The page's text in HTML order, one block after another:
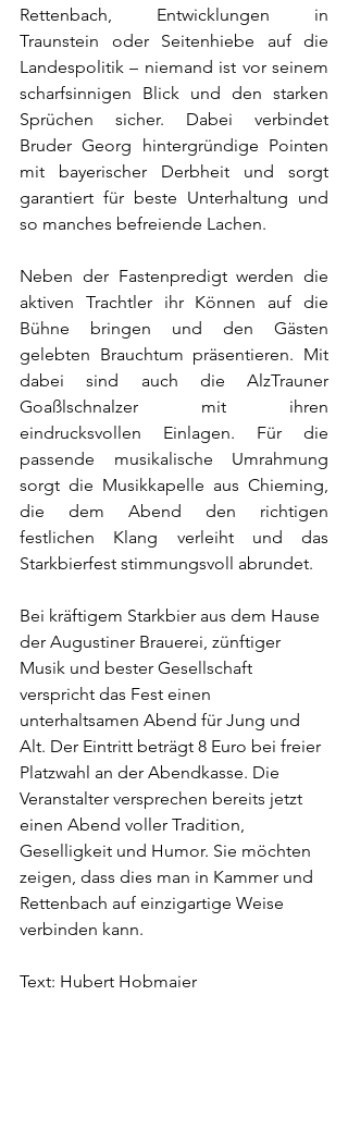
Rettenbach, Entwicklungen in
Traunstein oder Seitenhiebe auf die
Landespolitik – niemand ist vor seinem
scharfsinnigen Blick und den starken
Sprüchen sicher. Dabei verbindet
Bruder Georg hintergründige Pointen
mit bayerischer Derbheit und sorgt
garantiert für beste Unterhaltung und
so manches befreiende Lachen.
Neben der Fastenpredigt werden die
aktiven Trachtler ihr Können auf die
Bühne bringen und den Gästen
gelebten Brauchtum präsentieren. Mit
dabei sind auch die AlzTrauner
Goaßlschnalzer mit ihren
eindrucksvollen Einlagen. Für die
passende musikalische Umrahmung
sorgt die Musikkapelle aus Chieming,
die dem Abend den richtigen
festlichen Klang verleiht und das
Starkbierfest stimmungsvoll abrundet.
Bei kräftigem Starkbier aus dem Hause
der Augustiner Brauerei, zünftiger
Musik und bester Gesellschaft
verspricht das Fest einen
unterhaltsamen Abend für Jung und
Alt. Der Eintritt beträgt 8 Euro bei freier
Platzwahl an der Abendkasse. Die
Veranstalter versprechen bereits jetzt
einen Abend voller Tradition,
Geselligkeit und Humor. Sie möchten
zeigen, dass dies man in Kammer und
Rettenbach auf einzigartige Weise
verbinden kann.
Text: Hubert Hobmaier